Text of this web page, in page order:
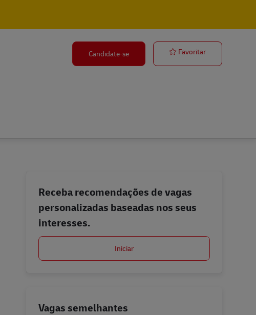
Candidate-se FavoritarTeam Leader
Receba recomendações de vagas
personalizadas baseadas nos seus
interesses.
Iniciar
Vagas semelhantes